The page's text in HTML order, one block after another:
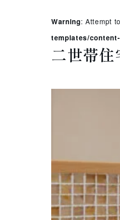
Warning: Attempt
templates/
二世帯住